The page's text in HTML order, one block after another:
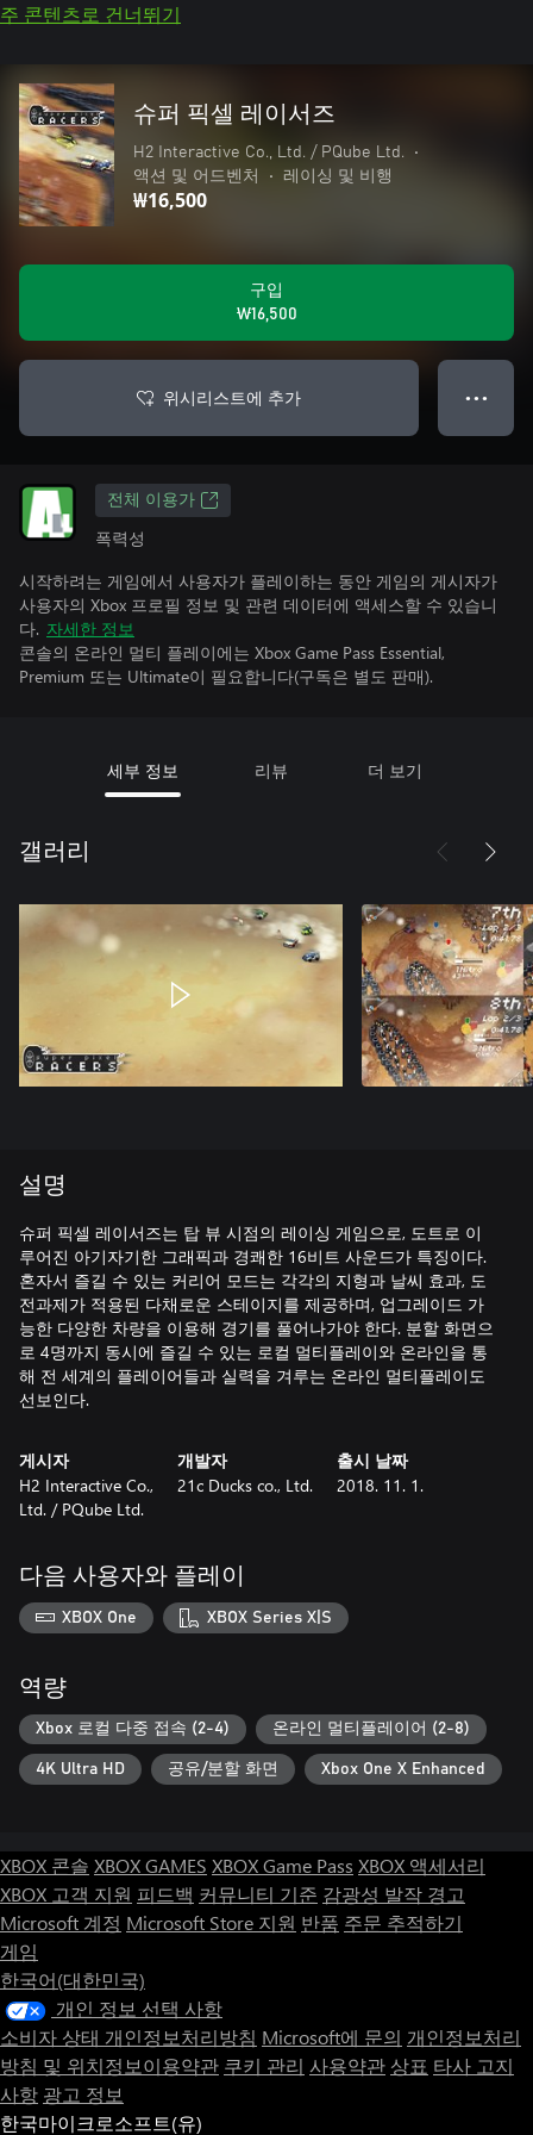
주 콘텐츠로 건너뛰기
슈퍼 픽셀 레이서즈
H2 Interactive Co., Ltd. / PQube Ltd.
•
액션 및 어드벤처
• 레이싱 및 비행
₩16,500
구입
₩16,500
위시리스트에 추가 ● ● ●
전체 이용가
폭력성
시작하려는 게임에서 사용자가 플레이하는 동안 게임의 게시자가
사용자의 Xbox 프로필 정보 및 관련 데이터에 액세스할 수 있습니
다. 자세한 정보
콘솔의 온라인 멀티 플레이에는 Xbox Game Pass Essential,
Premium 또는 Ultimate이 필요합니다(구독은 별도 판매).
세부 정보 리뷰 더 보기
갤러리
설명
슈퍼 픽셀 레이서즈는 탑 뷰 시점의 레이싱 게임으로, 도트로 이
루어진 아기자기한 그래픽과 경쾌한 16비트 사운드가 특징이다.
혼자서 즐길 수 있는 커리어 모드는 각각의 지형과 날씨 효과, 도
전과제가 적용된 다채로운 스테이지를 제공하며, 업그레이드 가
능한 다양한 차량을 이용해 경기를 풀어나가야 한다. 분할 화면으
로 4명까지 동시에 즐길 수 있는 로컬 멀티플레이와 온라인을 통
해 전 세계의 플레이어들과 실력을 겨루는 온라인 멀티플레이도
선보인다.
게시자
H2 Interactive Co.,
Ltd. / PQube Ltd.
개발자
21c Ducks co., Ltd.
출시 날짜
2018. 11. 1.
다음 사용자와 플레이
XBOX One XBOX Series X|S
역량
Xbox 로컬 다중 접속 (2-4) 온라인 멀티플레이어 (2-8)
4K Ultra HD 공유/분할 화면 Xbox One X Enhanced
XBOX 콘솔 XBOX GAMES XBOX Game Pass XBOX 액세서리
XBOX 고객 지원 피드백 커뮤니티 기준 감광성 발작 경고
Microsoft 계정 Microsoft Store 지원 반품 주문 추적하기
게임
한국어(대한민국)
개인 정보 선택 사항
소비자 상태 개인정보처리방침 Microsoft에 문의 개인정보처리
방침 및 위치정보이용약관 쿠키 관리 사용약관 상표 타사 고지
사항 광고 정보
한국마이크로소프트(유)